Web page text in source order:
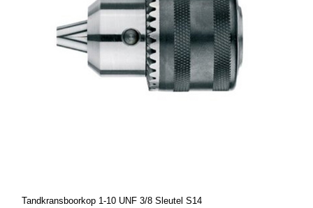
Tandkransboorkop 1-10 UNF 3/8 Sleutel S14